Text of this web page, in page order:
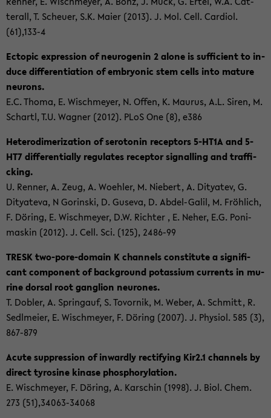
ter­all, T. Scheu­er, S.K. Maier (2013). J. Mol. Cell. Car­di­ol.
(61),133-4
Ec­to­pic ex­pres­si­on of neu­ro­ge­nin 2 alone is suf­fi­ci­ent to in­
du­ce dif­fe­ren­tia­ti­on of em­bryo­nic stem cells into ma­tu­re
neu­rons.
E.C. Thoma, E. Wischmey­er, N. Offen, K. Mau­rus, A.L. Siren, M.
Schartl, T.U. Wag­ner (2012). PLoS One (8), e386
He­te­ro­di­me­riza­ti­on of se­ro­to­nin re­cep­tors 5-​HT1A and 5-
HT7 dif­fe­ren­ti­al­ly re­gu­la­tes re­cep­tor si­gnal­ling and traf­fi­
cking.
U. Ren­ner, A. Zeug, A. Wo­eh­ler, M. Nie­bert, A. Ditya­tev, G.
Ditya­te­va, N Gor­in­ski, D. Gu­s­e­va, D. Abdel-​Galil, M. Fröh­lich,
F. Dö­ring, E. Wischmey­er, D.W. Rich­ter , E. Neher, E.G. Poni­
mas­kin (2012). J. Cell. Sci. (125), 2486-​99
TRESK two-​pore-domain K chan­nels con­sti­tu­te a si­gni­fi­
cant com­po­nent of back­ground po­t­as­si­um cur­r­ents in mu­
ri­ne dor­sal root gan­gli­on neu­ro­nes.
T. Do­bler, A. Spring­auf, S. To­vor­nik, M. Weber, A. Schmitt, R.
Sedl­mei­er, E. Wischmey­er, F. Dö­ring (2007). J. Phy­si­ol. 585 (3),
867-​879
Acute sup­pres­si­on of in­ward­ly rec­ti­fy­ing Kir2.1 chan­nels by
di­rect ty­ro­si­ne ki­na­se phos­pho­ry­la­ti­on.
E. Wischmey­er, F. Dö­ring, A. Kar­schin (1998). J. Biol. Chem.
273 (51),34063-​34068